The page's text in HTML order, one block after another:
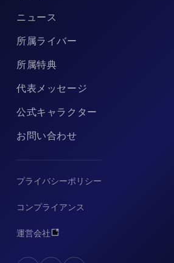
ニュース
所属ライバー
所属特典
代表メッセージ
公式キャラクター
お問い合わせ
プライバシーポリシー
コンプライアンス
運営会社